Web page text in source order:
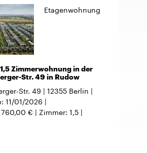
Etagenwohnung
Zimmerwohnung in der
Str. 49 in Rudow
Str. 49 12355 Berlin
11/01/2026
760,00 € Zimmer 1,5